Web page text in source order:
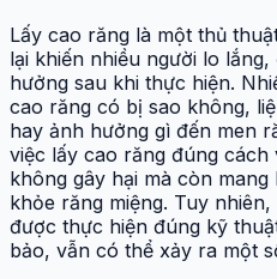
Lấy cao răng là một thủ
lại khiến nhiều người lo
hưởng sau khi thực hiện.
cao răng có bị sao không,
hay ảnh hưởng gì đến men
việc lấy cao răng đúng
không gây hại mà còn
khỏe răng miệng. Tuy
được thực hiện đúng kỹ
bảo, vẫn có thể xảy ra một